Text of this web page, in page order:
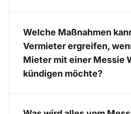
Welche Maßnahmen
Vermieter ergreifen,
Mieter mit einer Messie
kündigen möchte?